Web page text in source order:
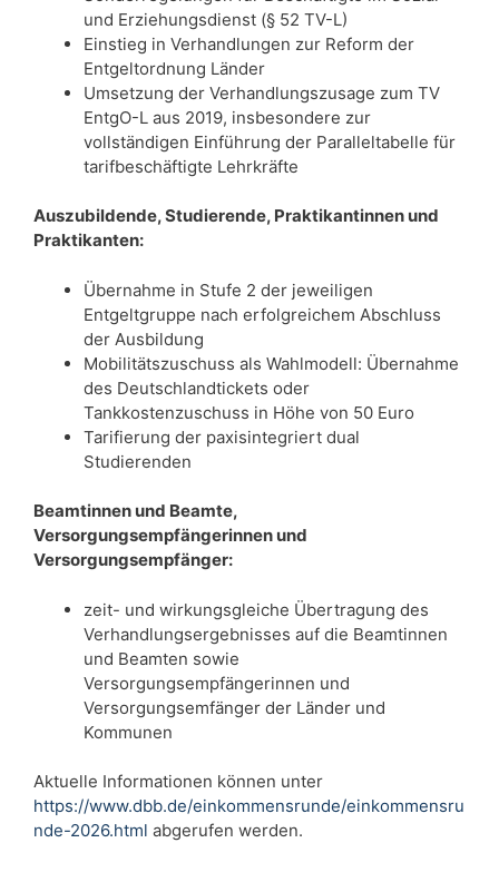
und Erziehungsdienst (§ 52 TV-L)
Einstieg in Verhandlungen zur Reform der
Entgeltordnung Länder
Umsetzung der Verhandlungszusage zum TV
EntgO-L aus 2019, insbesondere zur
vollständigen Einführung der Paralleltabelle für
tarifbeschäftigte Lehrkräfte
Auszubildende, Studierende, Praktikantinnen und
Praktikanten:
Übernahme in Stufe 2 der jeweiligen
Entgeltgruppe nach erfolgreichem Abschluss
der Ausbildung
Mobilitätszuschuss als Wahlmodell: Übernahme
des Deutschlandtickets oder
Tankkostenzuschuss in Höhe von 50 Euro
Tarifierung der paxisintegriert dual
Studierenden
Beamtinnen und Beamte,
Versorgungsempfängerinnen und
Versorgungsempfänger:
zeit- und wirkungsgleiche Übertragung des
Verhandlungsergebnisses auf die Beamtinnen
und Beamten sowie
Versorgungsempfängerinnen und
Versorgungsemfänger der Länder und
Kommunen
Aktuelle Informationen können unter
https://www.dbb.de/einkommensrunde/einkommensru
nde-2026.html abgerufen werden.